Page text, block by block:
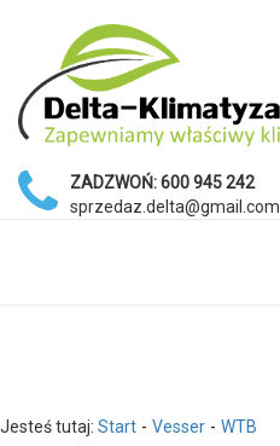
ZADZWOŃ:600 945 242
sprzedaz.delta@gmail.com
Jesteś tutaj: Start Vesser WTB